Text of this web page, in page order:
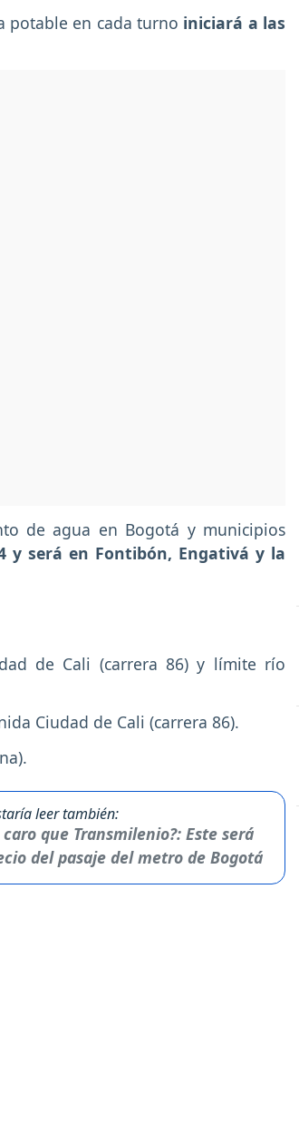
potable en cada turno iniciará a las
de agua en Bogotá y municipios
y será en Fontibón, Engativá y la
de Cali (carrera 86) y límite río
Ciudad de Cali (carrera 86).
leer también:
caro que Transmilenio?: Este será
del pasaje del metro de Bogotá